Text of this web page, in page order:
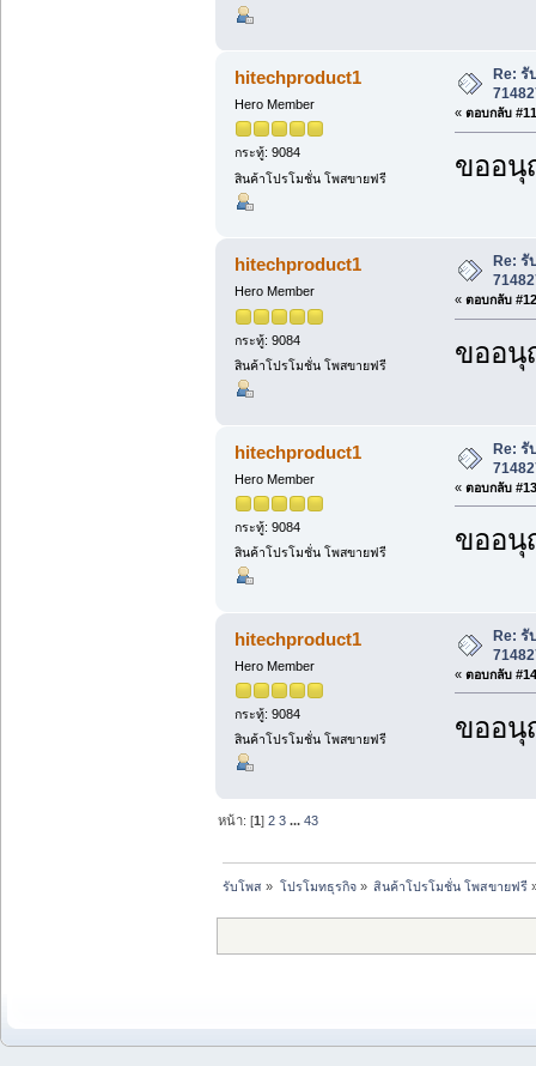
hitechproduct1
Hero Member
กระทู้: 9084
สินค้าโปรโมชั่น โพสขายฟรี
Re:
« ตอบกลับ
ขออนุ
hitechproduct1
Hero Member
กระทู้: 9084
สินค้าโปรโมชั่น โพสขายฟรี
Re:
« ตอบกลับ
ขออนุ
hitechproduct1
Hero Member
กระทู้: 9084
สินค้าโปรโมชั่น โพสขายฟรี
Re: รั
« ตอบกลับ
ขออนุ
hitechproduct1
Hero Member
กระทู้: 9084
สินค้าโปรโมชั่น โพสขายฟรี
Re: รั
« ตอบกลับ
ขออนุ
หน้า: [1]2 3 ...43
รับโพส » โปรโมทธุรกิจ» สินค้าโปรโมชั่น โพสขายฟรี